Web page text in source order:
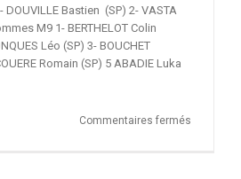
Bastien (SP) 2- VASTA
M9 1- BERTHELOT Colin
Léo (SP) 3- BOUCHET
Romain (SP) 5 ABADIE Luka
Commentaires fermés